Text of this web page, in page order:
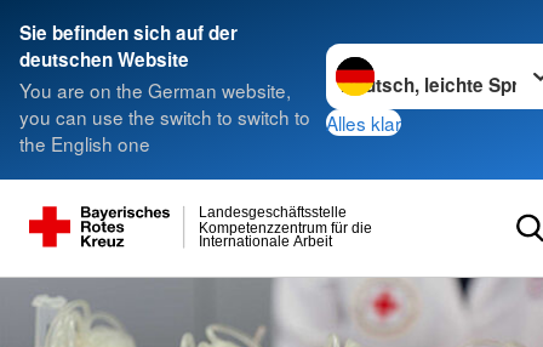
Sie befinden sich auf der
deutschen Website
You are on the German website,
you can use the switch to switch to
the English one
Sprache wechseln zu
Alles klar
Internationale Arbeit
Kompetenzzentrum für die
Landesgeschäftsstelle